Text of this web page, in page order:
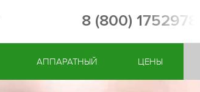
8 (800) 1752978
АППАРАТНЫЙ ЦЕНЫ